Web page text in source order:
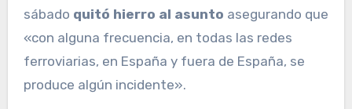
sábado quitó hierro al asunto asegurando que
«con alguna frecuencia, en todas las redes
ferroviarias, en España y fuera de España, se
produce algún incidente».